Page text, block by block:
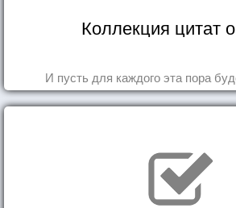
Коллекция цитат
И пусть для каждого эта пора